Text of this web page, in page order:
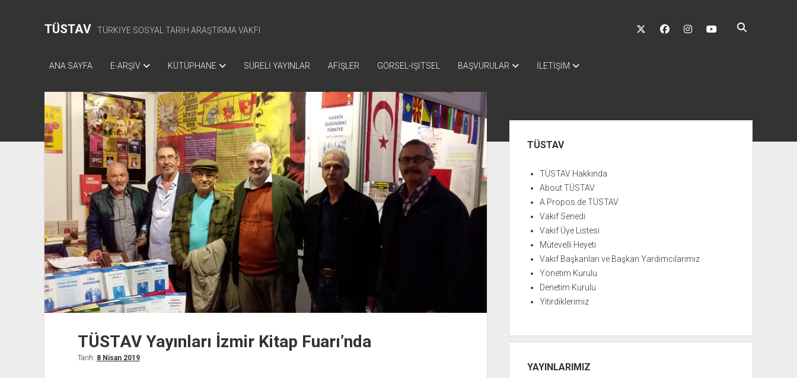
TÜSTAV TÜRKİYE SOSYAL TARİH ARAŞTIRMA VAKFI
twitter facebookinstagramyoutube
ANA SAYFA E-ARŞİV KÜTÜPHANE SÜRELİ YAYINLAR AFİŞLER GÖRSEL-İŞİTSEL BAŞVURULAR İLETİŞİM
TÜSTAV Yayınları İzmir Kitap Fuarı’nda
Tarih: 8 Nisan 2019
MenüTÜSTAV
TÜSTAV Hakkında
About TÜSTAV
A Propos de TÜSTAV
Vakıf Senedi
Vakıf Üye Listesi
Mütevelli Heyeti
Vakıf Başkanları ve Başkan Yardımcılarımız
Yönetim Kurulu
Denetim Kurulu
Yitirdiklerimiz
YAYINLARIMIZ